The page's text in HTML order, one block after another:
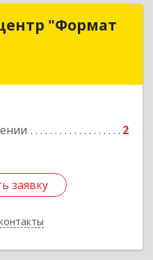
"Формат
2
заявку
"Формат
Подробнее
заявку